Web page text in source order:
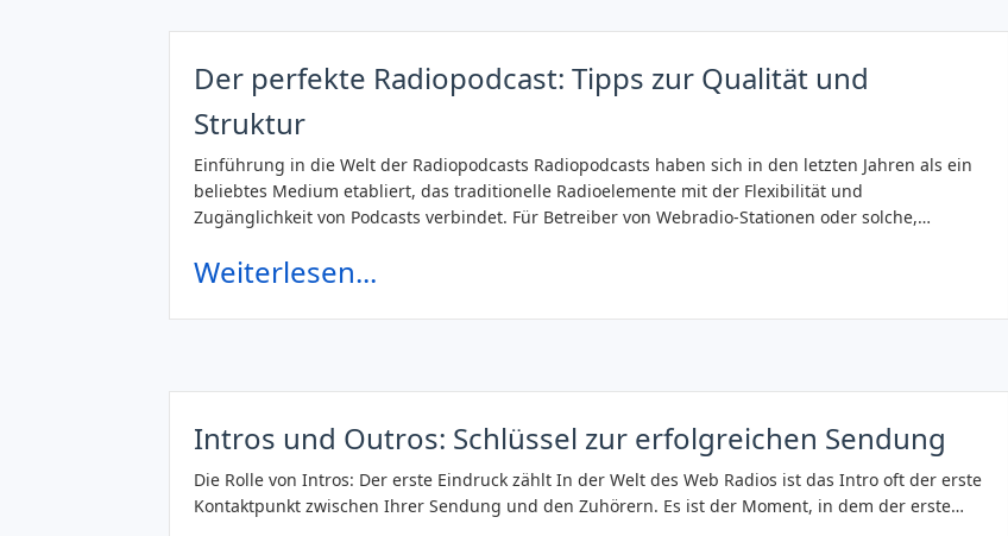
Der perfekte Radiopodcast: Tipps zur Qualität und
Struktur
Einführung in die Welt der Radiopodcasts Radiopodcasts haben sich in den letzten Jahren als ein
beliebtes Medium etabliert, das traditionelle Radioelemente mit der Flexibilität und
Zugänglichkeit von Podcasts verbindet. Für Betreiber von Webradio-Stationen oder solche,…
Weiterlesen...
Intros und Outros: Schlüssel zur erfolgreichen Sendung
Die Rolle von Intros: Der erste Eindruck zählt In der Welt des Web Radios ist das Intro oft der erste
Kontaktpunkt zwischen Ihrer Sendung und den Zuhörern. Es ist der Moment, in dem der erste…